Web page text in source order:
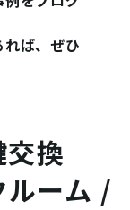
ば、ぜひ
換
ルーム /